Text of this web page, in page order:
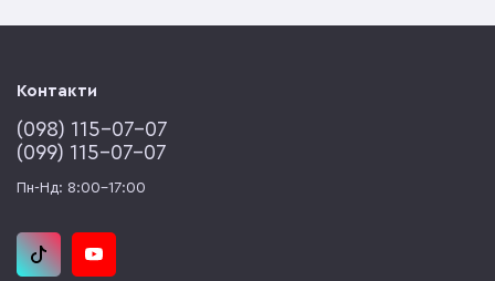
Контакти
(‎098) 115-07-07
(‎099) 115-07-07
Пн-Нд: 8:00-17:00